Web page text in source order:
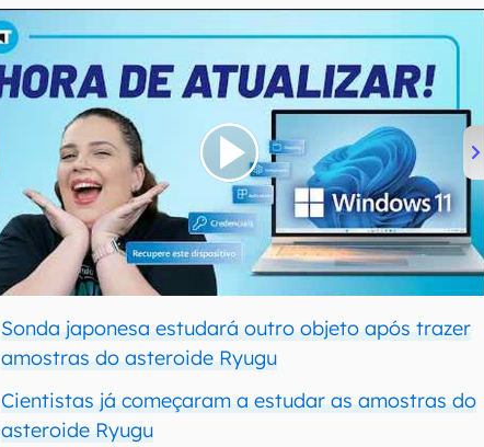
00:00/04:52
Sonda japonesa estudará outro objeto após trazer
amostras do asteroide Ryugu
Cientistas já começaram a estudar as amostras do
asteroide Ryugu